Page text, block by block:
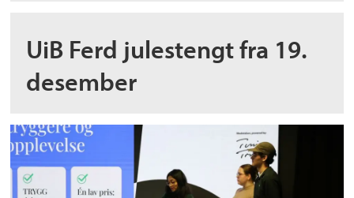
UiB Ferd julestengt fra 19.
desember